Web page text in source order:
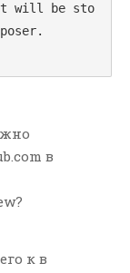
will be sto
в
к в